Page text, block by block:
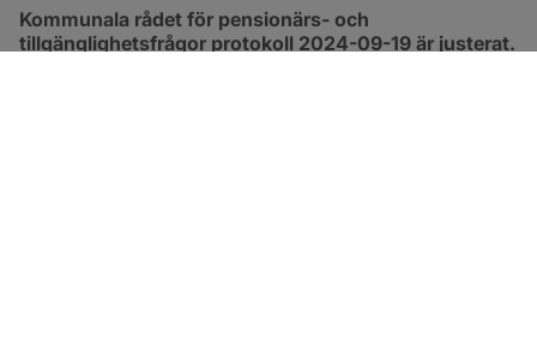
Kommunala rådet för pensionärs- och
tillgänglighetsfrågor protokoll 2024-09-19 är justerat.